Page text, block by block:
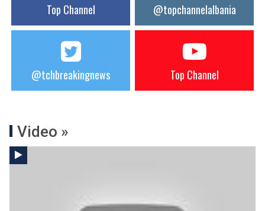
Top Channel @topchannelalbania
@tchbreakingnews Top Channel
Video »